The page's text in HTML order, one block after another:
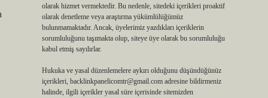
olarak hizmet vermektedir. Bu nedenle, sitedeki içerikleri proaktif
olarak denetleme veya araştırma yükümlülüğümüz
bulunmamaktadır. Ancak, üyelerimiz yazdıkları içeriklerin
sorumluluğunu taşımakta olup, siteye üye olarak bu sorumluluğu
kabul etmiş sayılırlar.
Hukuka ve yasal düzenlemelere aykırı olduğunu düşündüğünüz
içerikleri, backlinkpanelicomtr@gmail.comadresine bildirmeniz
halinde, ilgili içerikler yasal süre içerisinde sitemizden